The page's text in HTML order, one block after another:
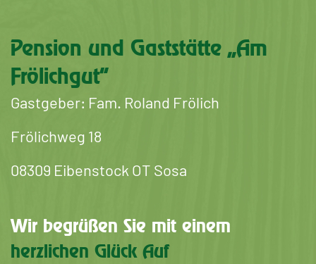
Pension und Gaststätte „Am
Frölichgut“
Gastgeber: Fam. Roland Frölich
Frölichweg 18
08309 Eibenstock OT Sosa
Wir begrüßen Sie mit einem
herzlichen Glück Auf